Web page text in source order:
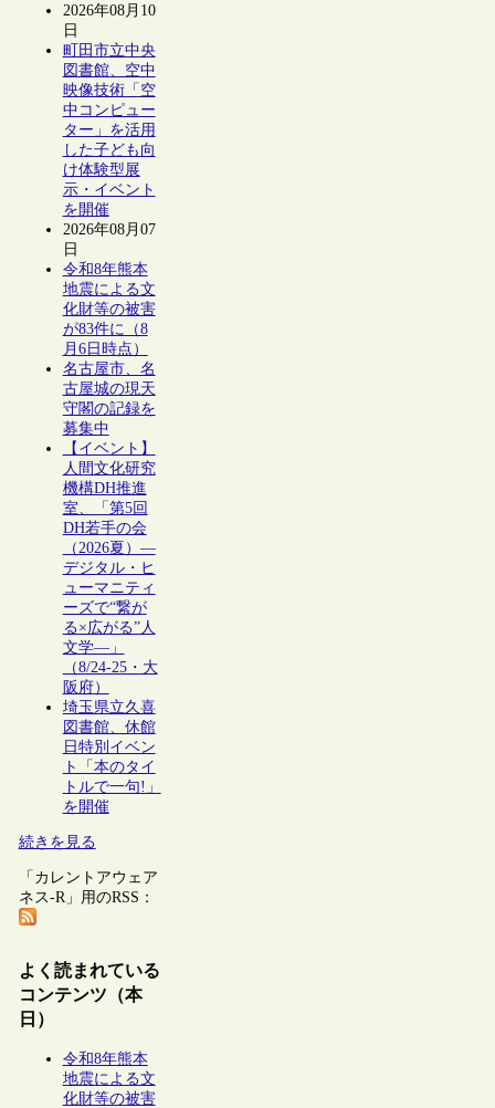
2026年08月10
日
町田市立中央
図書館、空中
映像技術「空
中コンピュー
ター」を活用
した子ども向
け体験型展
示・イベント
を開催
2026年08月07
日
令和8年熊本
地震による文
化財等の被害
が83件に（8
月6日時点）
名古屋市、名
古屋城の現天
守閣の記録を
募集中
【イベント】
人間文化研究
機構DH推進
室、「第5回
DH若手の会
（2026夏）―
デジタル・ヒ
ューマニティ
ーズで“繋が
る×広がる”人
文学―」
（8/24-25・大
阪府）
埼玉県立久喜
図書館、休館
日特別イベン
ト「本のタイ
トルで一句!」
を開催
続きを見る
「カレントアウェア
ネス-R」用のRSS：
よく読まれている
コンテンツ（本
日）
令和8年熊本
地震による文
化財等の被害